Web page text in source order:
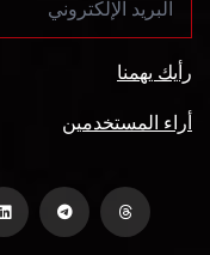
رأيك يهمنا
أراء المستخدمين